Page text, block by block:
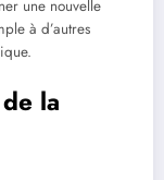
une nouvelle
à d’autres
la